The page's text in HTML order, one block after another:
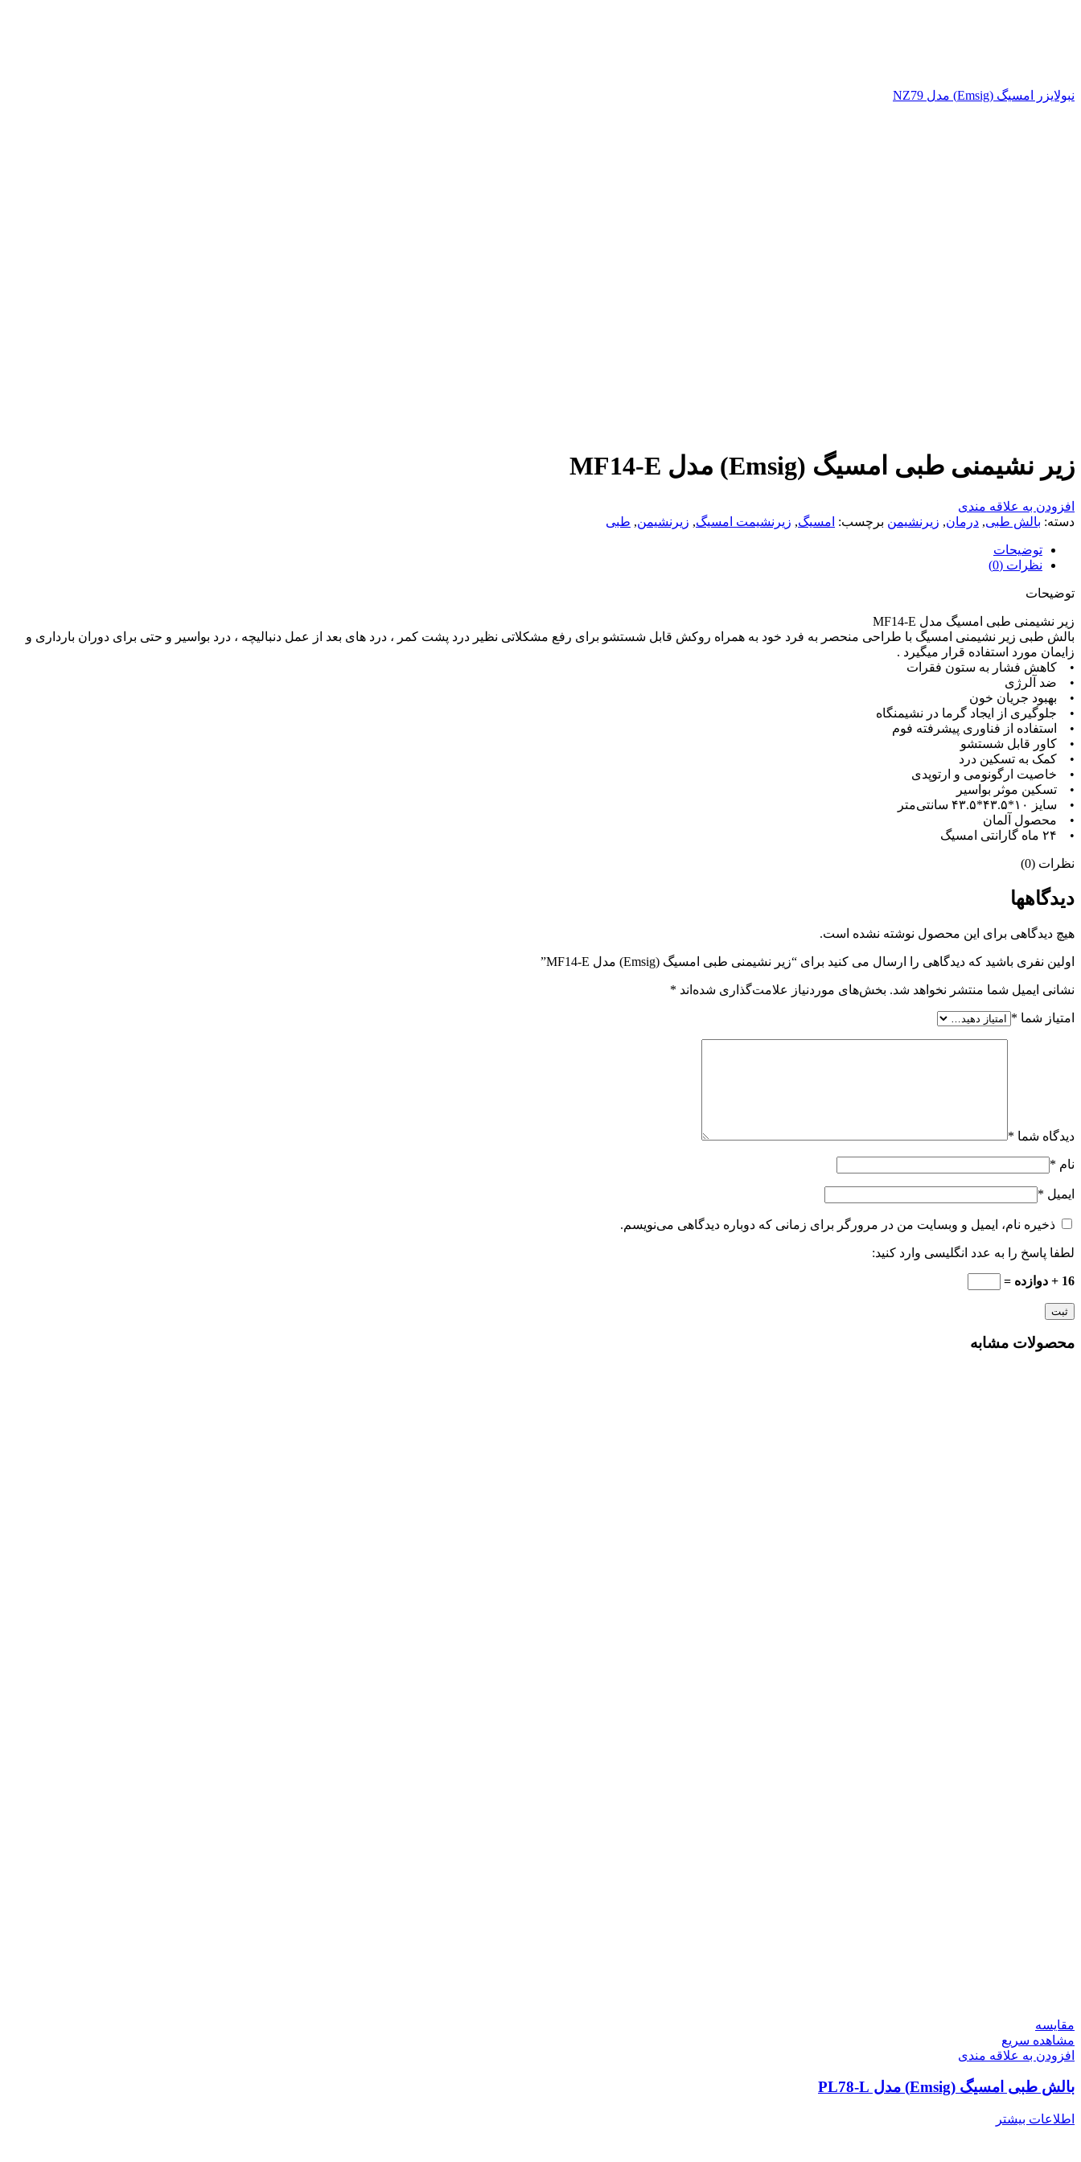
نبولایزر امسیگ (Emsig) مدل NZ79
زیر نشیمنی طبی امسیگ (Emsig) مدل MF14-E
افزودن به علاقه مندی
دسته: بالش طبی, درمان, زیرنشیمن برچسب: امسیگ, زیرنشیمت امسیگ, زیرنشیمن, طبی
توضیحات
نظرات (0)
توضیحات
زیر نشیمنی طبی امسیگ مدل MF14-E
بالش طبی زیر نشیمنی امسیگ با طراحی منحصر به فرد خود به همراه روکش قابل شستشو برای رفع مشکلاتی نظیر درد پشت کمر ، درد های بعد از عمل دنبالیچه ، درد بواسیر و حتی برای دوران بارداری و
زایمان مورد استفاده قرار میگیرد .
• کاهش فشار به ستون فقرات
• ضد آلرژی
• بهبود جریان خون
• جلوگیری از ایجاد گرما در نشیمنگاه
• استفاده از فناوری پیشرفته فوم
• کاور قابل شستشو
• کمک به تسکین درد
• خاصیت ارگونومی و ارتوپدی
• تسکین موثر بواسیر
• سایز ۱۰*۴۳.۵*۴۳.۵ سانتی‌متر
• محصول آلمان
• ۲۴ ماه گارانتی امسیگ
نظرات (0)
دیدگاهها
هیچ دیدگاهی برای این محصول نوشته نشده است.
اولین نفری باشید که دیدگاهی را ارسال می کنید برای “زیر نشیمنی طبی امسیگ (Emsig) مدل MF14-E”
نشانی ایمیل شما منتشر نخواهد شد. بخش‌های موردنیاز علامت‌گذاری شده‌اند *
امتیاز شما *
دیدگاه شما *
نام *
ایمیل *
ذخیره نام، ایمیل و وبسایت من در مرورگر برای زمانی که دوباره دیدگاهی می‌نویسم.
لطفا پاسخ را به عدد انگلیسی وارد کنید:
16 + دوازده =
محصولات مشابه
مقایسه
مشاهده سریع
افزودن به علاقه مندی
بالش طبی امسیگ (Emsig) مدل PL78-L
اطلاعات بیشتر